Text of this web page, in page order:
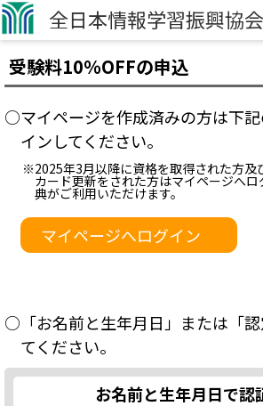
全日本情報学習振興協会
受験料10％OFFの申込
○マイページを作成済みの方は下
インしてください。
※2025年3月以降に資格を取得された方及
カード更新をされた方はマイページへ
典がご利用いただけます。
マイページへログイン
○「お名前と生年月日」または「
てください。
お名前と生年月日で認